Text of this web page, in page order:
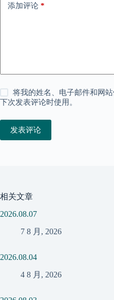
添加评论 *
将我的姓名、电子邮件和网
下次发表评论时使用。
发表评论
相关文章
2026.08.07
7 8 月, 2026
2026.08.04
4 8 月, 2026